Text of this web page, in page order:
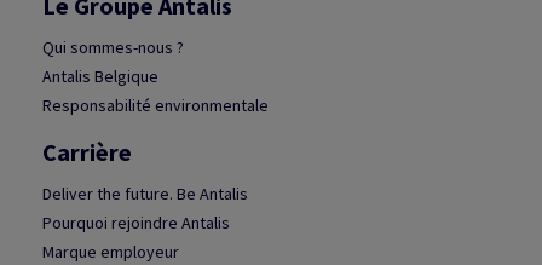
Qui sommes-nous ?
Antalis Belgique
Responsabilité environmentale
Carrière
Deliver the future. Be Antalis
Pourquoi rejoindre Antalis
Marque employeur